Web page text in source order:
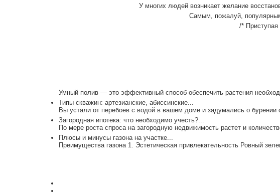
У многих людей возникает желание
Самым, пожалуй,
/* Приступая
Умный полив — это эффективный способ обеспечить растения
Типы скважин: артезианские, абиссинские...
Вы устали от перебоев с водой в вашем доме и задумались о
Загородная ипотека: что необходимо учесть?...
По мере роста спроса на загородную недвижимость растет и
Плюсы и минусы газона на участке...
Преимущества газона 1. Эстетическая привлекательность Ровный